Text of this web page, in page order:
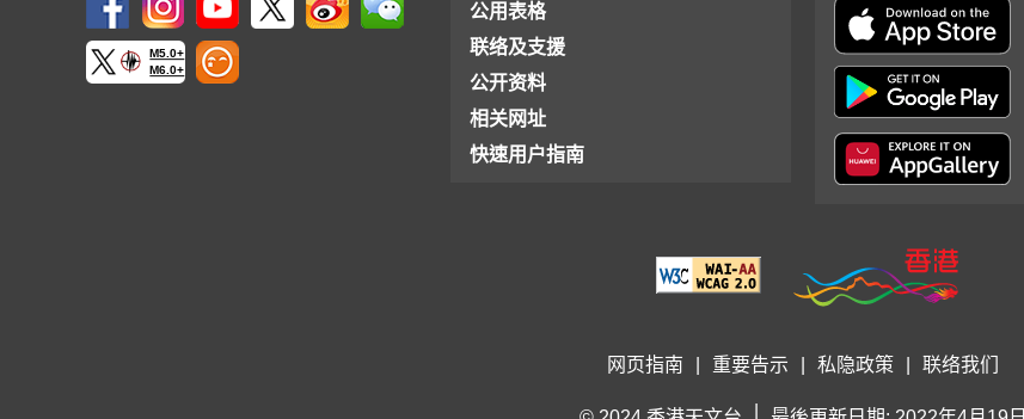
M5.0+
M6.0+
公用表格
联络及支援
公开资料
相关网址
快速用户指南
网页指南 重要告示 私隐政策 联络我们